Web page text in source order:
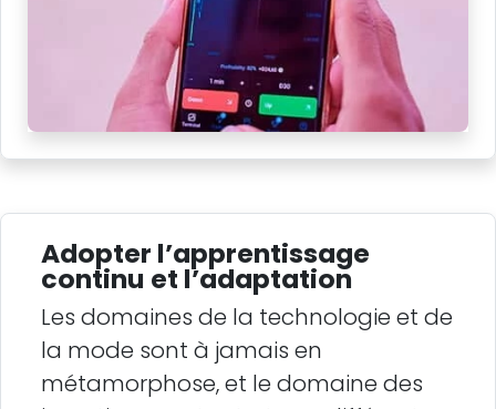
Adopter l’apprentissage
continu et l’adaptation
Les domaines de la technologie et de
la mode sont à jamais en
métamorphose, et le domaine des